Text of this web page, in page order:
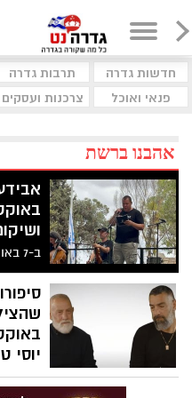
חדשות גדרה תרבות גדרה
פנאי ואוכל
צרכנות ועסקים
אהבנו ברשת
ב-7
התבצר
פרצו
רגלו –
יוסי
יוסי